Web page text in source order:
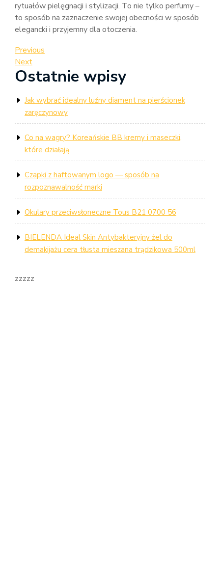
rytuałów pielęgnacji i stylizacji. To nie tylko perfumy –
to sposób na zaznaczenie swojej obecności w sposób
elegancki i przyjemny dla otoczenia.
Nawigacja
wpisu
Previous
Post
Previous
Next
Post
Next
Ostatnie wpisy
Jak wybrać idealny luźny diament na pierścionek
zaręczynowy
Co na wagry? Koreańskie BB kremy i maseczki,
które działają
Czapki z haftowanym logo — sposób na
rozpoznawalność marki
Okulary przeciwsłoneczne Tous B21 0700 56
BIELENDA Ideal Skin Antybakteryjny żel do
demakijażu cera tłusta mieszana trądzikowa 500ml
zzzzz